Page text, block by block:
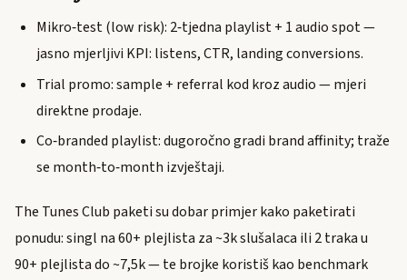
Mikro‑test (low risk): 2‑tjedna playlist + 1 audio spot —
jasno mjerljivi KPI: listens, CTR, landing conversions.
Trial promo: sample + referral kod kroz audio — mjeri
direktne prodaje.
Co‑branded playlist: dugoročno gradi brand affinity; traže
se month‑to‑month izvještaji.
The Tunes Club paketi su dobar primjer kako paketirati
ponudu: singl na 60+ plejlista za ~3k slušalaca ili 2 traka u
90+ plejlista do ~7,5k — te brojke koristiš kao benchmark